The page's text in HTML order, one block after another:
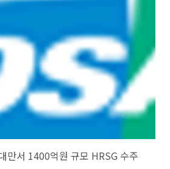
축사사무소(정림건축) 시아플랜건축사사
(건원건축) 한길종합건축사사무소(한길건
간건축, 법정관리) 엔지니어링 삼성엔지니
지니어링 유신 포스코엔지니어링 동명기술
선진엔지니어링 인테리어 은민에스앤디..
만서 1400억원 규모 HRSG 수주